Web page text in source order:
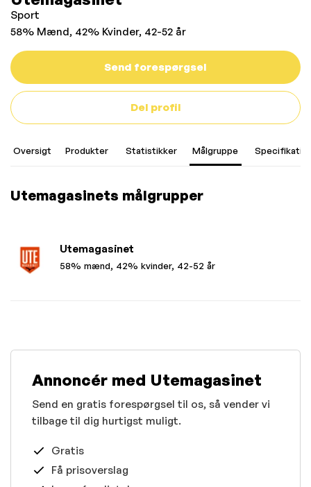
Sport
58% Mænd, 42% Kvinder, 42-52 år
Send forespørgsel
Del profil
Oversigt Produkter Statistikker Målgruppe
Utemagasinets målgrupper
Utemagasinet
58% mænd, 42% kvinder, 42-52 år
Annoncér med Utemagasinet
Send en gratis forespørgsel til os, så vender vi
tilbage til dig hurtigst muligt.
Gratis
Få prisoverslag